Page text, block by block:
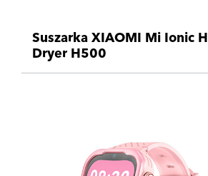
Suszarka XIAOMI Mi Ionic
Dryer H500